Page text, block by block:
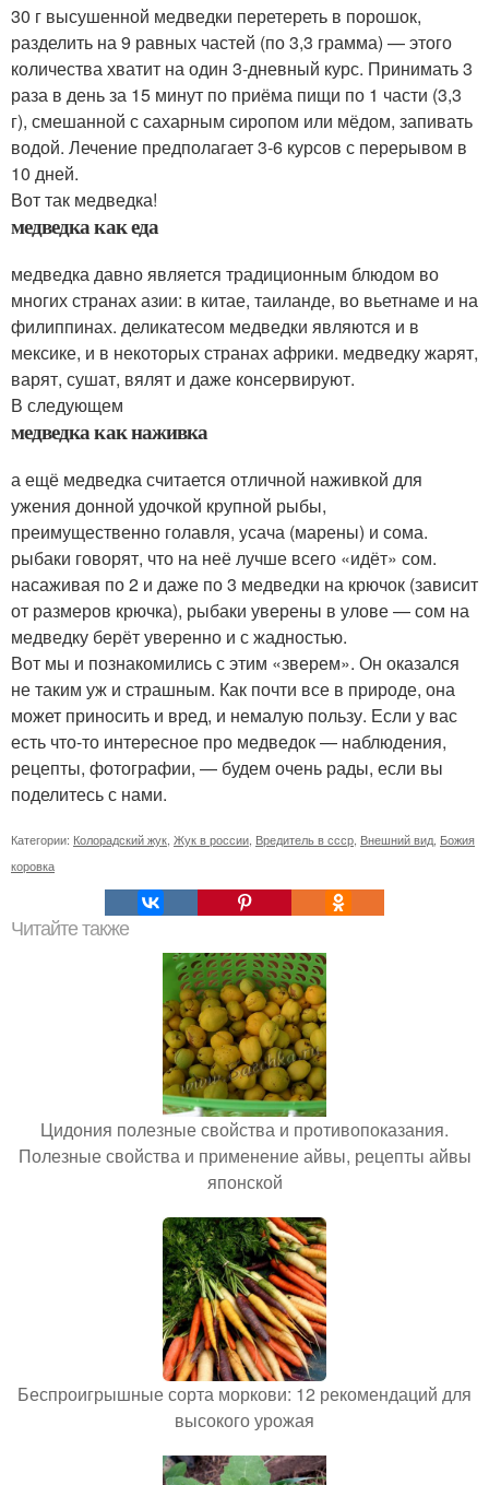
30 г высушенной медведки перетереть в порошок,
разделить на 9 равных частей (по 3,3 грамма) — этого
количества хватит на один 3-дневный курс. Принимать 3
раза в день за 15 минут по приёма пищи по 1 части (3,3
г), смешанной с сахарным сиропом или мёдом, запивать
водой. Лечение предполагает 3-6 курсов с перерывом в
10 дней.
Вот так медведка!
медведка как еда
медведка давно является традиционным блюдом во
многих странах азии: в китае, таиланде, во вьетнаме и на
филиппинах. деликатесом медведки являются и в
мексике, и в некоторых странах африки. медведку жарят,
варят, сушат, вялят и даже консервируют.
В следующем
медведка как наживка
а ещё медведка считается отличной наживкой для
ужения донной удочкой крупной рыбы,
преимущественно голавля, усача (марены) и сома.
рыбаки говорят, что на неё лучше всего «идёт» сом.
насаживая по 2 и даже по 3 медведки на крючок (зависит
от размеров крючка), рыбаки уверены в улове — сом на
медведку берёт уверенно и с жадностью.
Вот мы и познакомились с этим «зверем». Он оказался
не таким уж и страшным. Как почти все в природе, она
может приносить и вред, и немалую пользу. Если у вас
есть что-то интересное про медведок — наблюдения,
рецепты, фотографии, — будем очень рады, если вы
поделитесь с нами.
Категории: Колорадский жук Жук в россии Вредитель в ссср Внешний вид Божия
коровка
Читайте также
Цидония полезные свойства и противопоказания.
Полезные свойства и применение айвы, рецепты айвы
японской
Беспроигрышные сорта моркови: 12 рекомендаций для
высокого урожая